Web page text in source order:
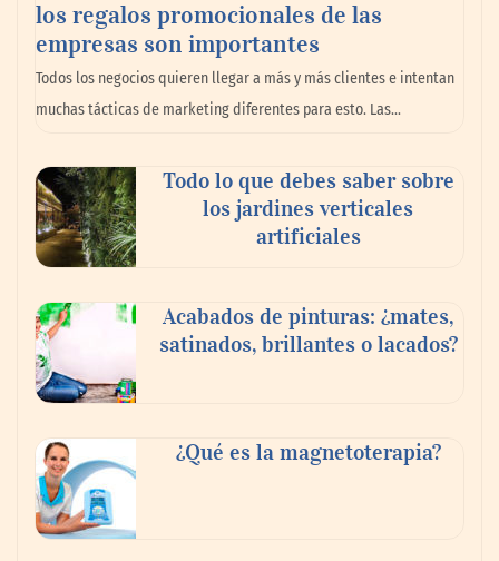
Dr. Enrique Aramendía, oftalmólogo de
Policlínica Gipuzkoa: «Durante el eclipse,
un minuto de espectáculo, un daño para
siempre»
los regalos promocionales de las
empresas son importantes
Todos los negocios quieren llegar a más y más clientes e intentan
muchas tácticas de marketing diferentes para esto. Las…
Todo lo que debes saber sobre
los jardines verticales
artificiales
Acabados de pinturas: ¿mates,
satinados, brillantes o lacados?
¿Qué es la magnetoterapia?